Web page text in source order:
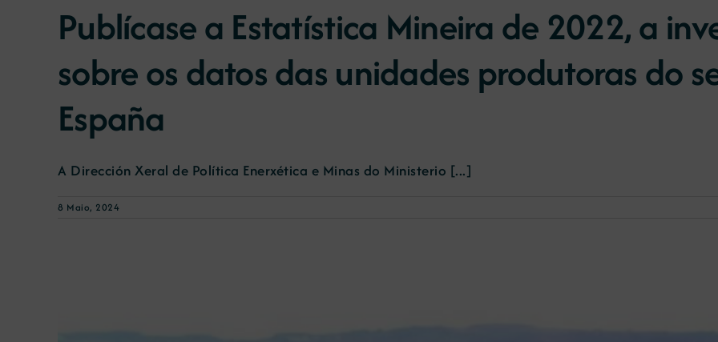
Publícase a Estatística Mineira de 2022, a
sobre os datos das unidades produtoras do
España
A Dirección Xeral de Política Enerxética e Minas do Ministerio [...]
8 Maio, 2024